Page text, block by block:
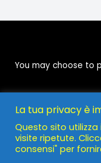
You may choose to
La tua privacy è
Questo sito
visite ripetute.
consensi" per